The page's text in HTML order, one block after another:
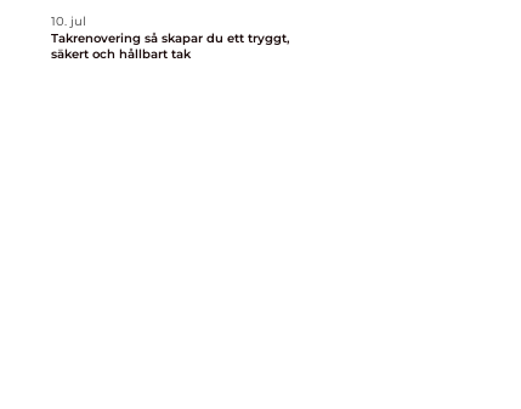
10. jul
Takrenovering så skapar du ett tryggt,
säkert och hållbart tak